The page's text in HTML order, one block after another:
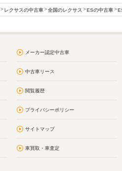
レクサスの中古車 全国のレクサス ESの中古車
メーカー認定中古車
中古車リース
閲覧履歴
プライバシーポリシー
サイトマップ
車買取・車査定